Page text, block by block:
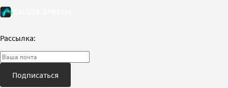
Рассылка:
Подписаться